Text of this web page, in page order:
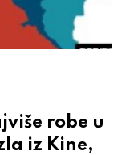
robe u
iz Kine,